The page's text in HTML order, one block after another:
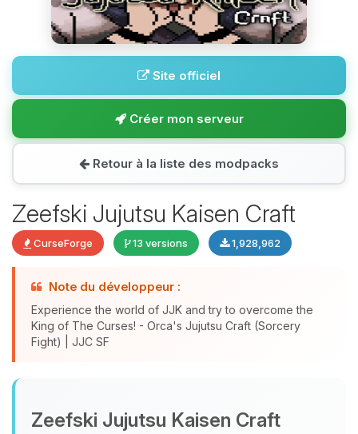
Site officiel
Créer mon serveur
Retour à la liste des modpacks
Zeefski Jujutsu Kaisen Craft
CurseForge 13 versions 1,928,962
Note du développeur :
Experience the world of JJK and try to overcome the
King of The Curses! - Orca's Jujutsu Craft (Sorcery
Fight) | JJC SF
Zeefski Jujutsu Kaisen Craft
assistant BoxToPlay. Dis-moi ce dont